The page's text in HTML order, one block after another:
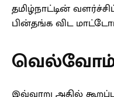
தமிழ்நாட்டின்
பின்தங்க விட